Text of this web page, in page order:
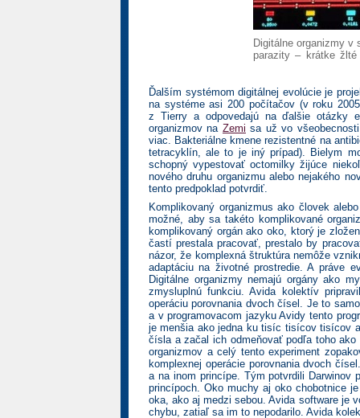
Digitálne organizmy v
parazity – krátke
Ďalším systémom digitálnej evolúcie je
na systéme asi 200 počítačov (v roku
z Tierry a odpovedajú na ďalšie otázky
organizmov na Zemi sa už vo
viac. Bakteriálne kmene rezistentné na
tetracyklín, ale to je iný prípad). Bielym
schopný vypestovať octomilky žijúce
nového druhu organizmu alebo nejakého
tento predpoklad potvrdiť.
Komplikovaný organizmus ako človek
možné, aby sa takéto komplikované
komplikovaný orgán ako oko, ktorý je
častí prestala pracovať, prestalo by
názor, že komplexná štruktúra nemôže
adaptáciu na životné prostredie. A práve
Digitálne organizmy nemajú orgány ako
zmysluplnú funkciu. Avida kolektív
operáciu porovnania dvoch čísel. Je to
a v programovacom jazyku Avidy tento
je menšia ako jedna ku tisíc tisícov tisícov
čísla a začal ich odmeňovať podľa toho
organizmov a celý tento experiment
komplexnej operácie porovnania dvoch
a na inom princípe. Tým potvrdili Darwinov
princípoch. Oko muchy aj oko chobotnice
oka, ako aj medzi sebou. Avida software je
chybu, zatiaľ sa im to nepodarilo. Avida